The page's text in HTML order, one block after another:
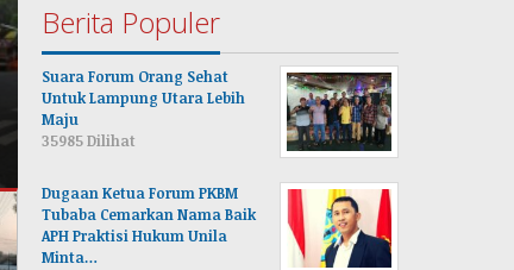
Konfirmasi Dana BOS
Plt. Kepala SMPN 10
Kali Tak Berada di Tempat
Berita Populer
Suara Forum Orang Sehat
Untuk Lampung Utara Lebih
Maju
35985 Dilihat
Dugaan Ketua Forum PKBM
Tubaba Cemarkan Nama Baik
APH Praktisi Hukum Unila
Minta…